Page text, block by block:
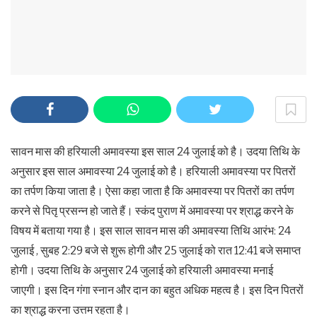
सावन मास की हरियाली अमावस्या इस साल 24 जुलाई को है। उदया तिथि के
अनुसार इस साल अमावस्या 24 जुलाई को है। हरियाली अमावस्या पर पितरों
का तर्पण किया जाता है। ऐसा कहा जाता है कि अमावस्या पर पितरों का तर्पण
करने से पितृ प्रसन्न हो जाते हैं। स्कंद पुराण में अमावस्या पर श्राद्ध करने के
विषय में बताया गया है। इस साल सावन मास की अमावस्या तिथि आरंभ: 24
जुलाई , सुबह 2:29 बजे से शुरू होगी और 25 जुलाई को रात 12:41 बजे समाप्त
होगी। उदया तिथि के अनुसार 24 जुलाई को हरियाली अमावस्या मनाई
जाएगी। इस दिन गंगा स्नान और दान का बहुत अधिक महत्व है। इस दिन पितरों
का श्राद्ध करना उत्तम रहता है।